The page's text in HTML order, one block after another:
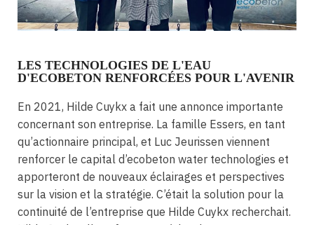
LES TECHNOLOGIES DE L'EAU
D'ECOBETON RENFORCÉES POUR L'AVENIR
En 2021, Hilde Cuykx a fait une annonce importante
concernant son entreprise. La famille Essers, en tant
qu’actionnaire principal, et Luc Jeurissen viennent
renforcer le capital d’ecobeton water technologies et
apporteront de nouveaux éclairages et perspectives
sur la vision et la stratégie. C’était la solution pour la
continuité de l’entreprise que Hilde Cuykx recherchait.